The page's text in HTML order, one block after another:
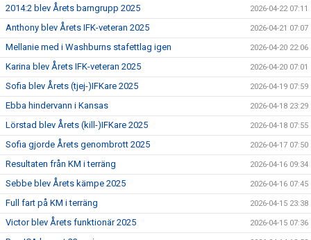
2014:2 blev Årets barngrupp 2025 2026-04-22 07:11
Anthony blev Årets IFK-veteran 2025 2026-04-21 07:07
Mellanie med i Washburns stafettlag igen 2026-04-20 22:06
Karina blev Årets IFK-veteran 2025 2026-04-20 07:01
Sofia blev Årets (tjej-)IFKare 2025 2026-04-19 07:59
Ebba hindervann i Kansas 2026-04-18 23:29
Lörstad blev Årets (kill-)IFKare 2025 2026-04-18 07:55
Sofia gjorde Årets genombrott 2025 2026-04-17 07:50
Resultaten från KM i terräng 2026-04-16 09:34
Sebbe blev Årets kämpe 2025 2026-04-16 07:45
Full fart på KM i terräng 2026-04-15 23:38
Victor blev Årets funktionär 2025 2026-04-15 07:36